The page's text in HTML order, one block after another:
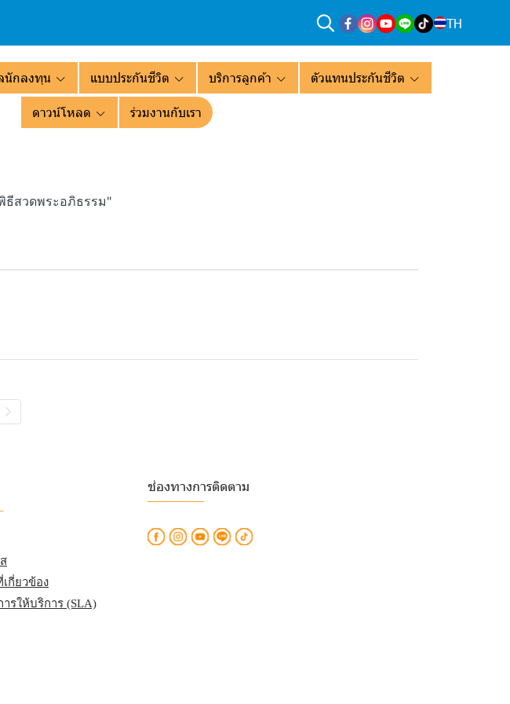
TH
นักลงทุน แบบประกันชีวิต บริการลูกค้า ตัวแทนประกันชีวิต
ดาวน์โหลด ร่วมงานกับเรา
ธีสวดพระอภิธรรม"
กี่ยวข้อง
ารให้บริการ (SLA)
ช่องทางการติดตาม